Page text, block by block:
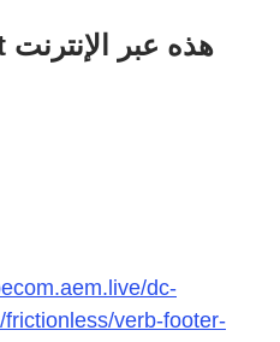
تجربة أدوات Acrobat هذه عبر الإنترنت
dc-
verb-footer-